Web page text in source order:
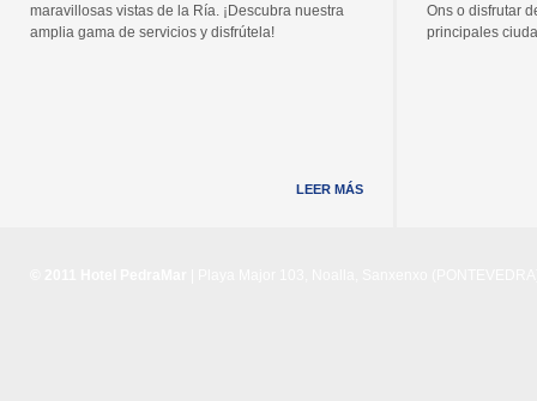
maravillosas vistas de la Ría. ¡Descubra nuestra
amplia gama de servicios y disfrútela!
LEER MÁS
Ons o disfrutar
principales